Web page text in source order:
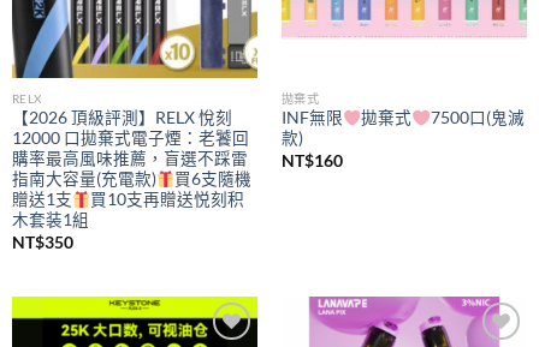
RELX
【2026 頂級評測】RELX 悅刻
12000 口拋棄式電子煙：老饕回
購率最高風味推薦，盲選不踩雷
指南大容量(充電款)
買6支隨機
贈送1支
買10支再贈送悦刻积
木套装1組
NT$350
拋棄式
INF無限 拋棄式
7500口(鬼滅
款)
NT$160